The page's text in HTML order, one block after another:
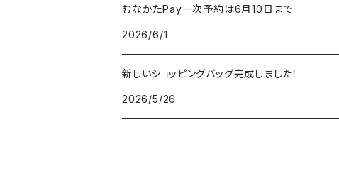
むなかたPay一次予約は6月10日まで
2026/6/1
新しいショッピングバッグ完成しました！
2026/5/26